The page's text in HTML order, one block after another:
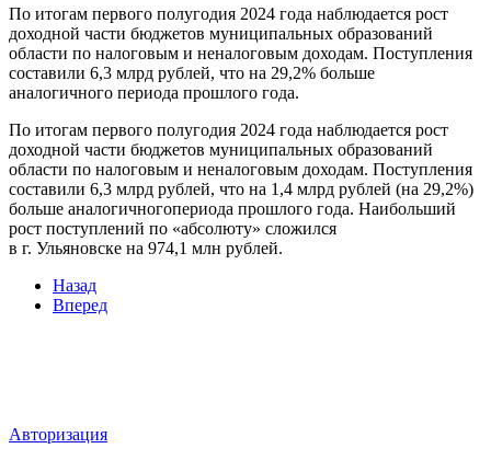
По итогам первого полугодия 2024 года наблюдается рост
доходной части бюджетов муниципальных образований
области по налоговым и неналоговым доходам. Поступления
составили 6,3 млрд рублей, что на 29,2% больше
аналогичного периода прошлого года.
По итогам первого полугодия 2024 года наблюдается рост
доходной части бюджетов муниципальных образований
области по налоговым и неналоговым доходам. Поступления
составили 6,3 млрд рублей, что на 1,4 млрд рублей (на 29,2%)
больше аналогичногопериода прошлого года. Наибольший
рост поступлений по «абсолюту» сложился
в г. Ульяновске на 974,1 млн рублей.
Назад
Вперед
Авторизация